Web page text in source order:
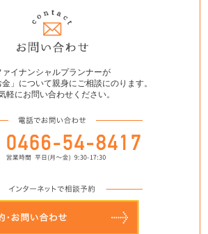
ァイナンシャルプランナーが
金」について親身にご相談にのります。
軽にお問い合わせください。